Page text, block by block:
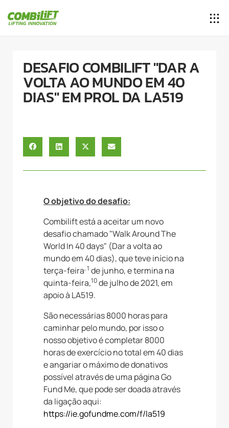
DESAFIO COMBILIFT "DAR A
VOLTA AO MUNDO EM 40
DIAS" EM PROL DA LA519
O objetivo do desafio:
Combilift está a aceitar um novo
desafio chamado "Walk Around The
World In 40 days" (Dar a volta ao
mundo em 40 dias), que teve início na
terça-feira, 1 de junho, e termina na
quinta-feira,10de julho de 2021, em
apoio à LA519.
São necessárias 8000 horas para
caminhar pelo mundo, por isso o
nosso objetivo é completar 8000
horas de exercício no total em 40 dias
e angariar o máximo de donativos
possível através de uma página Go
Fund Me, que pode ser doada através
da ligação aqui:
https://ie.gofundme.com/f/la519